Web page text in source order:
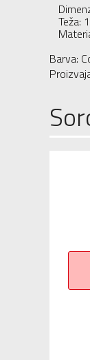
Teža:
Barva: